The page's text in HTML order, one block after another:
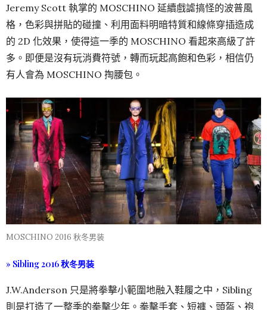
Jeremy Scott 執掌的 MOSCHINO 延續戲謔搞怪的波普風
格，色彩與拼貼的碰撞、利用面料明暗特質和線條穿插造成
的 2D 化效果，使得這一季的 MOSCHINO 看起來高級了許
多。即便是沒有玩消費符號，轉而玩起高飽和色彩，相信仍
有人會為 MOSCHINO 掏腰包。
MOSCHINO 2016 秋冬男装
» Sibling 2016 秋冬男装
J.W.Anderson 只是將拳擊小範圍地融入鞋履之中，Sibling
則是打造了一整季的拳擊少年。拳擊手套、短褲、頭盔、袍